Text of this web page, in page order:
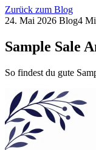
Zurück zum Blog
24. Mai 2026 Blog4
Sample Sale
So findest du gute